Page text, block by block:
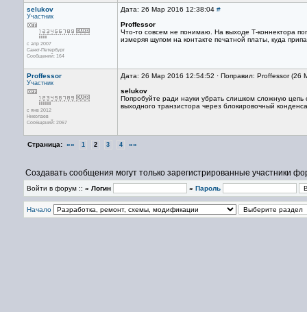
selukov
Участник
с апр 2007
Санкт-Петербург
Сообщений: 164
Дата: 26 Мар 2016 12:38:04 #
Proffessor
Что-то совсем не понимаю. На выходе Т-коннектора
измеряя щупом на контакте печатной платы, куда
Proffessor
Участник
с янв 2012
Николаев
Сообщений: 2067
Дата: 26 Мар 2016 12:54:52 · Поправил: Proffessor
selukov
Попробуйте ради науки убрать слишком сложную
выходного транзистора через блокировочный
Страница: «« 1 2 3 4 »»
Создавать сообщения могут только зарегистрированные участники
Войти в форум :: » Логин » Пароль
Начало